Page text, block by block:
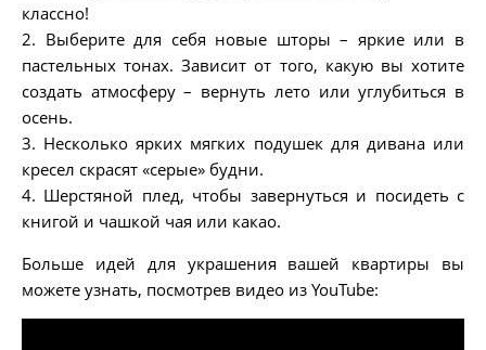
классно!
2. Выберите для себя новые шторы – яркие или в
пастельных тонах. Зависит от того, какую вы хотите
создать атмосферу – вернуть лето или углубиться в
осень.
3. Несколько ярких мягких подушек для дивана или
кресел скрасят «серые» будни.
4. Шерстяной плед, чтобы завернуться и посидеть с
книгой и чашкой чая или какао.
Больше идей для украшения вашей квартиры вы
можете узнать, посмотрев видео из YouTube: